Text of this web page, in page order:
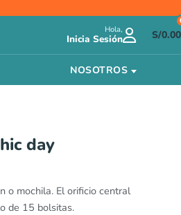
Hola,
Inicia Sesión S/0.00
NOSOTROS
day
o mochila. El orificio central
de 15 bolsitas.